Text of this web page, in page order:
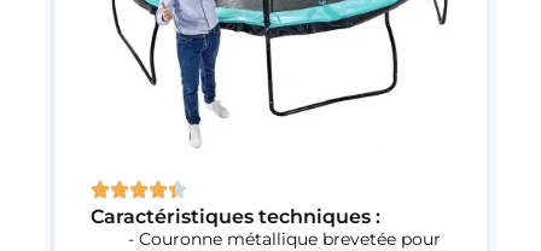
Caractéristiques techniques :
Couronne métallique brevetée pour